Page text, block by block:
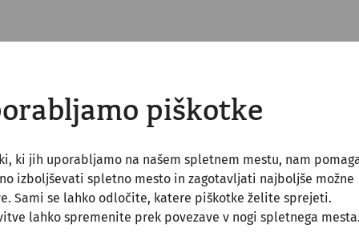
piškotke
ki jih uporabljamo na našem spletnem mestu, nam
izboljševati spletno mesto in zagotavljati najboljše možne
Sami se lahko odločite, katere piškotke želite sprejeti.
lahko spremenite prek povezave v nogi spletnega mesta.
zimski tabor, ki je med 1. in 4. stoletjem našega
Zgornja Panonija s približno 50.000 prebivalci.
mesta se je zunaj vojaškega območja razvilo cvetoče
rimskega cesarstva, je v Carnuntumu označevala
rimsko metropolo ne le zaradi svojega vojaško